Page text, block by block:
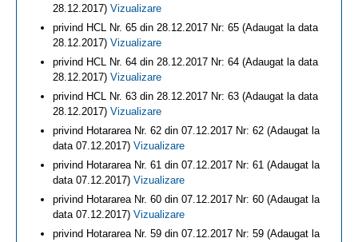
28.12.2017) Vizualizare
privind HCL Nr. 65 din 28.12.2017 Nr: 65 (Adaugat la data
28.12.2017) Vizualizare
privind HCL Nr. 64 din 28.12.2017 Nr: 64 (Adaugat la data
28.12.2017) Vizualizare
privind HCL Nr. 63 din 28.12.2017 Nr: 63 (Adaugat la data
28.12.2017) Vizualizare
privind Hotararea Nr. 62 din 07.12.2017 Nr: 62 (Adaugat la
data 07.12.2017) Vizualizare
privind Hotararea Nr. 61 din 07.12.2017 Nr: 61 (Adaugat la
data 07.12.2017) Vizualizare
privind Hotararea Nr. 60 din 07.12.2017 Nr: 60 (Adaugat la
data 07.12.2017) Vizualizare
privind Hotararea Nr. 59 din 07.12.2017 Nr: 59 (Adaugat la